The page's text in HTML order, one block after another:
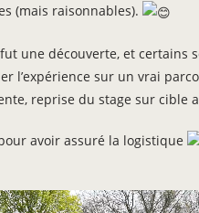
(mais raisonnables).
une découverte, et certains
l’expérience sur un vrai
reprise du stage sur cible
avoir assuré la logistique